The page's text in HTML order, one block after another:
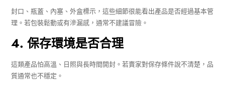
封口、瓶蓋、內塞、外盒標示，這些細節很能看出產品是否經過基本管
理。若包裝鬆動或有滲漏感，通常不建議冒險。
4. 保存環境是否合理
這類產品怕高溫、日照與長時間開封。若賣家對保存條件說不清楚，品
質通常也不穩定。